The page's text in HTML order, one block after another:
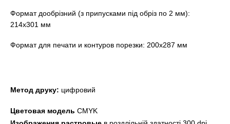
Формат дообрізний (з припусками під обріз по 2 мм):
214х301 мм
Формат для печати и контуров порезки: 200х287 мм
Метод друку: цифровий
Цветовая модель CMYK